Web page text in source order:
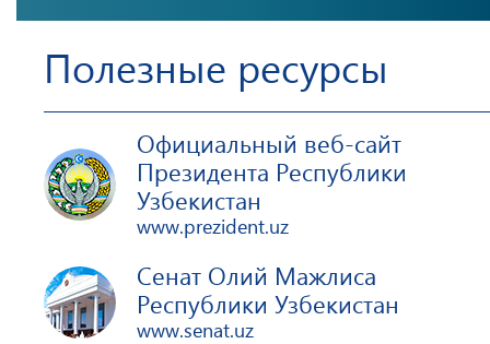
Полезные ресурсы
Официальный веб-сайт
Президента Республики
Узбекистан
www.prezident.uz
Сенат Олий Мажлиса
Республики Узбекистан
www.senat.uz